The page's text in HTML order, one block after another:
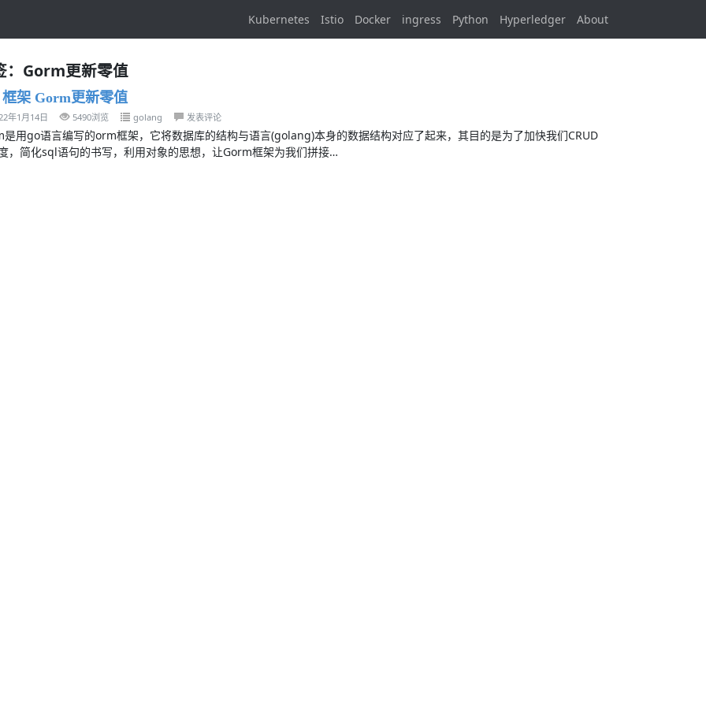
Kubernetes Istio Docker ingress Python Hyperledger About
：Gorm更新零值
架 Gorm更新零值
年1月14日 5490浏览 golang 发表评论
是用go语言编写的orm框架，它将数据库的结构与语言(golang)本身的数据结构对应了起来，其目的是为了加快我们CRUD
，简化sql语句的书写，利用对象的思想，让Gorm框架为我们拼接…